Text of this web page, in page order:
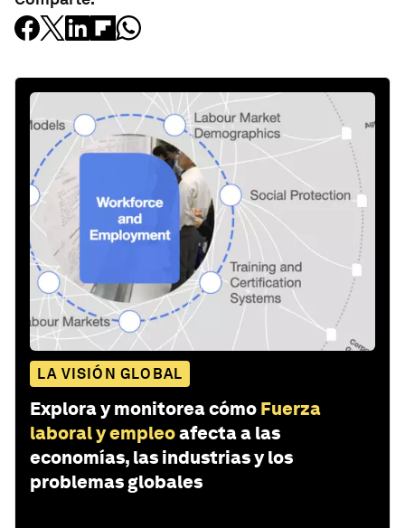
LA VISIÓN GLOBAL
Explora y monitorea cómo Fuerza
laboral y empleoafecta a las
economías, las industrias y los
problemas globales